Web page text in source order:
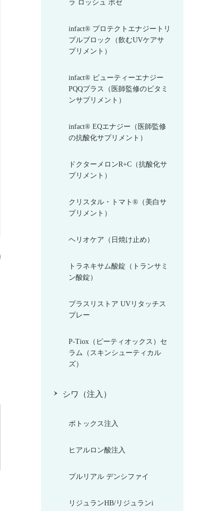
ラ ロッシュ ポゼ
infact® プロテクトエナジートリ
プルブロック（飲むUVケアサ
プリメント）
infact® ビューティーエナジー
PQQプラス（医師監修のビタミ
ンサプリメント）
infact® EQエナジー（医師監修
の抗酸化サプリメント）
ドクターメロンR+C（抗酸化サ
プリメント）
クリスタル・トマト®（美白サ
プリメント）
ヘリオケア（日焼け止め）
トラネキサム酸錠（トランサミ
ン酸錠）
プラスリストア UVリタッチス
プレー
P-Tiox（ピーティオックス）セ
ラム（スキンシューティカル
ズ）
シワ（注入）
ボトックス注入
ヒアルロン酸注入
プルリアル デンシファイ
リジュランHB/リジュランi